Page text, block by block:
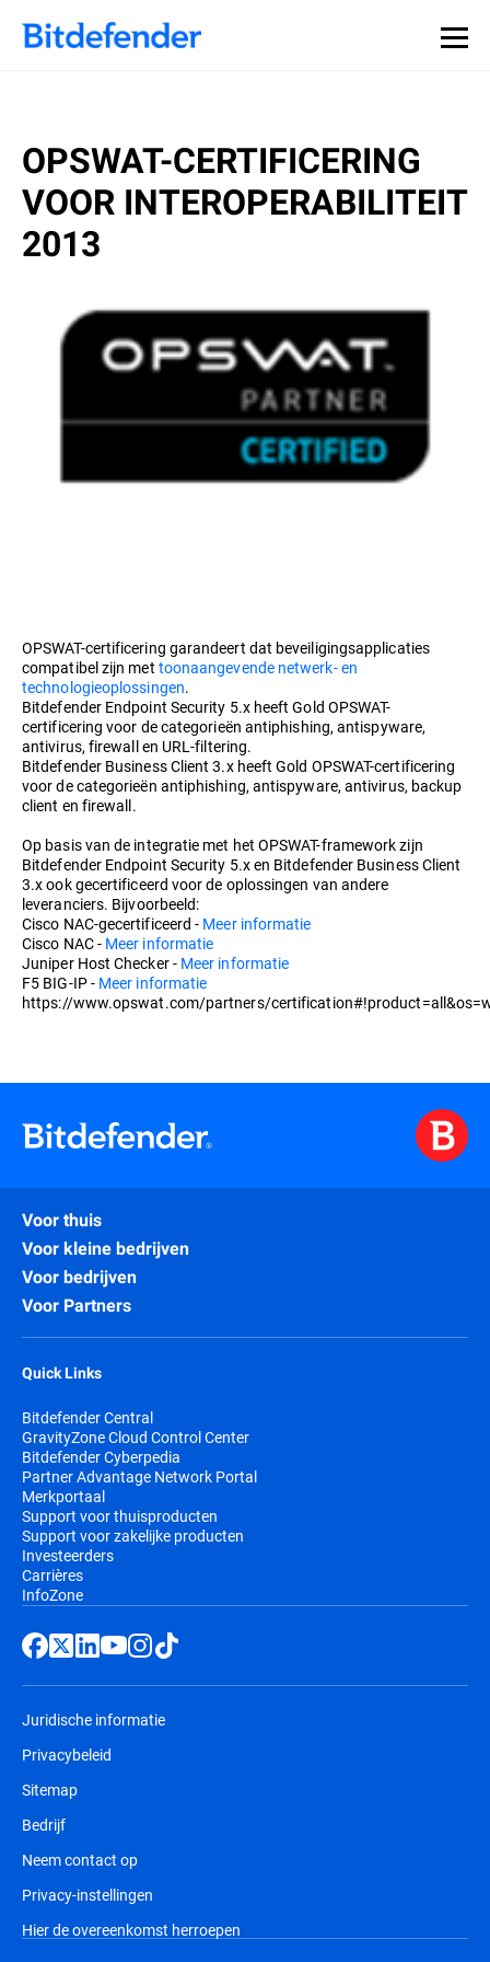
OPSWAT-CERTIFICERING
VOOR INTEROPERABILITEIT
2013
OPSWAT-certificering garandeert dat beveiligingsapplicaties
compatibel zijn met toonaangevende netwerk- en
technologieoplossingen.
Bitdefender Endpoint Security 5.x heeft Gold OPSWAT-
certificering voor de categorieën antiphishing, antispyware,
antivirus, firewall en URL-filtering.
Bitdefender Business Client 3.x heeft Gold OPSWAT-certificering
voor de categorieën antiphishing, antispyware, antivirus, backup
client en firewall.
Op basis van de integratie met het OPSWAT-framework zijn
Bitdefender Endpoint Security 5.x en Bitdefender Business Client
3.x ook gecertificeerd voor de oplossingen van andere
leveranciers. Bijvoorbeeld:
Cisco NAC-gecertificeerd - Meer informatie
Cisco NAC - Meer informatie
Juniper Host Checker - Meer informatie
F5 BIG-IP - Meer informatie
https://www.opswat.com/partners/
Voor thuis
Voor kleine bedrijven
Voor bedrijven
Voor Partners
Quick Links
Bitdefender Central
GravityZone Cloud Control Center
Bitdefender Cyberpedia
Partner Advantage Network Portal
Merkportaal
Support voor thuisproducten
Support voor zakelijke producten
Investeerders
Carrières
InfoZone
Juridische informatie
Privacybeleid
Sitemap
Bedrijf
Neem contact op
Privacy-instellingen
Hier de overeenkomst herroepen